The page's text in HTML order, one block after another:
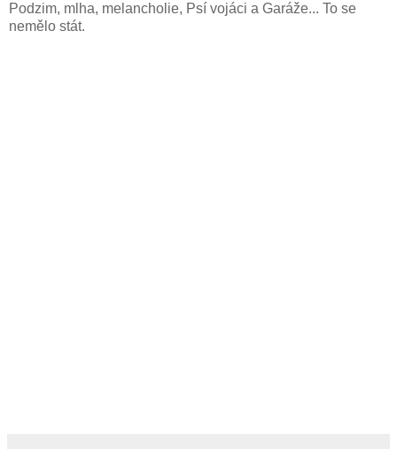
Podzim, mlha, melancholie, Psí vojáci a Garáže... To se
nemělo stát.